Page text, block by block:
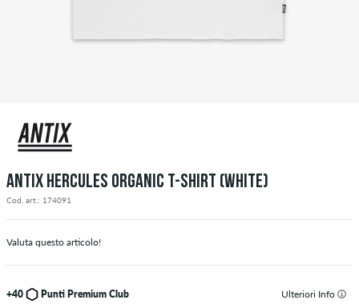
ANTIX HERCULES ORGANIC T-SHIRT (WHITE)
Cod. art.: 174091
Valuta questo articolo!
+40 Punti Premium Club Ulteriori Info